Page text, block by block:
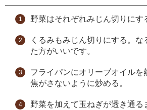
野菜はそれぞれみじん切りにす
くるみもみじん切りにする。な
た方がいいです。
フライパンにオリーブオイルを
焦がさないように炒める。
野菜を加えて玉ねぎが透き通る